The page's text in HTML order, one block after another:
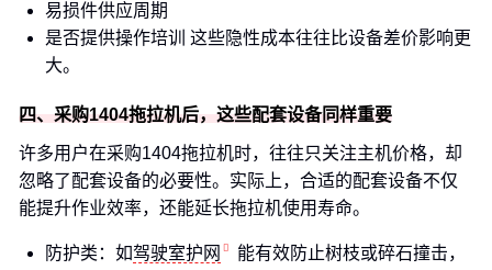
易损件供应周期
是否提供操作培训 这些隐性成本往往比设备差价影响更
大。
四、采购1404拖拉机后，这些配套设备同样重要
许多用户在采购1404拖拉机时，往往只关注主机价格，却
忽略了配套设备的必要性。实际上，合适的配套设备不仅
能提升作业效率，还能延长拖拉机使用寿命。
防护类：如驾驶室护网
能有效防止树枝或碎石撞击，